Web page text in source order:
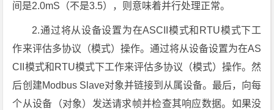
间是2.0mS（不是3.5），则意味着并行处理正常。
2.通过将从设备设置为在ASCII模式和RTU模式下工
作来评估多协议（模式）操作。通过将从设备设置为在AS
CII模式和RTU模式下工作来评估多协议（模式）操作。然
后创建Modbus Slave对象并链接到从属设备。最后，向每
个从设备（对象）发送请求帧并检查其响应数据。如果没